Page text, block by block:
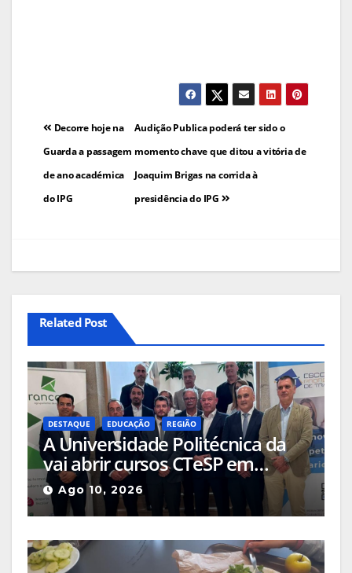
Navegação
de
artigos
Audição Publica poderá ter sido o
momento chave que ditou a vitória de
Joaquim Brigas na corrida à
presidência do IPG
Decorre hoje na
Guarda a passagem
de ano académica
do IPG
Related Post
DESTAQUE EDUCAÇÃO REGIÃO
A Universidade Politécnica da
vai abrir cursos CTeSP em
Trancoso
Ago 10, 2026